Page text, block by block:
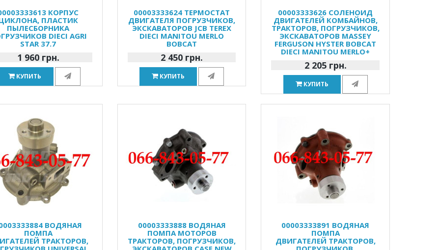
КОРПУС
ПЛАСТИК
ПЫЛЕСБОРНИКА
DIECI AGRI
STAR 37.7
1 960 грн.
КУПИТЬ
00003333624 ТЕРМОСТАТ
ДВИГАТЕЛЯ ПОГРУЗЧИКОВ,
ЭКСКАВАТОРОВ JCB TEREX
DIECI MANITOU MERLO
BOBCAT
2 450 грн.
КУПИТЬ
00003333626 СОЛЕНОИД
ДВИГАТЕЛЕЙ КОМБАЙНОВ,
ТРАКТОРОВ, ПОГРУЗЧИКОВ,
ЭКСКАВАТОРОВ MASSEY
FERGUSON HYSTER BOBCAT
DIECI MANITOU MERLO+
2 205 грн.
КУПИТЬ
ВОДЯНАЯ
ПОМПА
ТРАКТОРОВ,
00003333888 ВОДЯНАЯ
ПОМПА МОТОРОВ
ТРАКТОРОВ, ПОГРУЗЧИКОВ,
00003333891 ВОДЯНАЯ
ПОМПА
ДВИГАТЕЛЕЙ ТРАКТОРОВ,